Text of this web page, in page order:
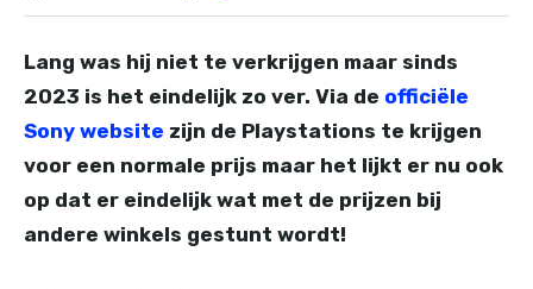
Lang was hij niet te verkrijgen maar sinds
2023 is het eindelijk zo ver. Via de officiële
Sony website zijn de Playstations te krijgen
voor een normale prijs maar het lijkt er nu ook
op dat er eindelijk wat met de prijzen bij
andere winkels gestunt wordt!